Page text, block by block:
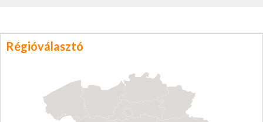
Régióválasztó